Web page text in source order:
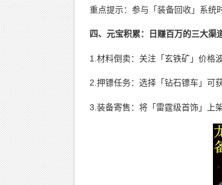
重点提示：参与「装备回收」系统
四、元宝积累：日赚百万的三大渠
1.材料倒卖：关注「玄铁矿」价格
2.押镖任务：选择「钻石镖车」可
3.装备寄售：将「雷霆级首饰」上